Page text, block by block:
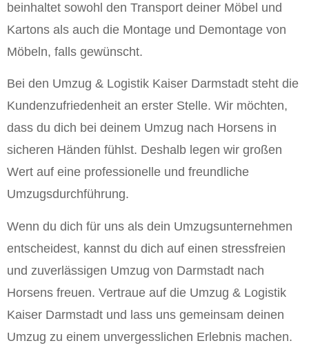
beinhaltet sowohl den Transport deiner Möbel und
Kartons als auch die Montage und Demontage von
Möbeln, falls gewünscht.
Bei den Umzug & Logistik Kaiser Darmstadt steht die
Kundenzufriedenheit an erster Stelle. Wir möchten,
dass du dich bei deinem Umzug nach Horsens in
sicheren Händen fühlst. Deshalb legen wir großen
Wert auf eine professionelle und freundliche
Umzugsdurchführung.
Wenn du dich für uns als dein Umzugsunternehmen
entscheidest, kannst du dich auf einen stressfreien
und zuverlässigen Umzug von Darmstadt nach
Horsens freuen. Vertraue auf die Umzug & Logistik
Kaiser Darmstadt und lass uns gemeinsam deinen
Umzug zu einem unvergesslichen Erlebnis machen.